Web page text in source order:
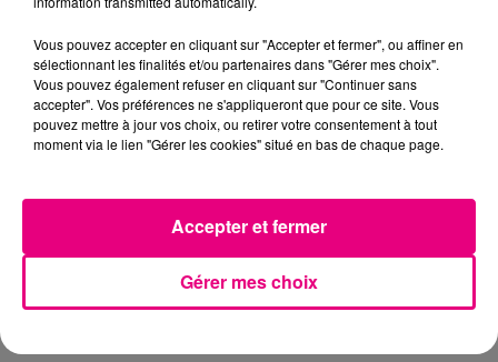
A quelle(s) soirée(s) au Poney Club voulez-vous
assitez ?
Feder - mercredi 19 août
Moby - jeudi 20 août
Pour participer, j'accepte de recevoir les
informations de Toulouse FM (newsletters et
Vous pouvez accepter en cliquant sur "Accepter et fermer", ou affiner en
sélectionnant les finalités et/ou partenaires dans "Gérer mes choix".
Vous pouvez également refuser en cliquant sur "Continuer sans
accepter". Vos préférences ne s'appliqueront que pour ce site. Vous
pouvez mettre à jour vos choix, ou retirer votre consentement à tout
moment via le lien "Gérer les cookies" situé en bas de chaque page.
Gérer mes choix
Accepter et fermer